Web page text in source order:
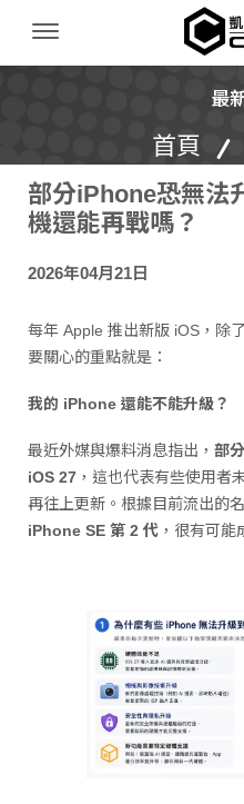
凱芮數位通訊｜
最
首頁
部分iPhone恐無法
機還能再戰嗎？
2026年04月21日
每年 Apple 推出新版 iOS，除
要關心的重點就是：
我的 iPhone 還能不能升級？
最近外媒與爆料消息指出， 部
iOS 27 ，這也代表有些使用者
再往上更新。根據目前流出的名
iPhone SE 第 2 代 ，很有可能